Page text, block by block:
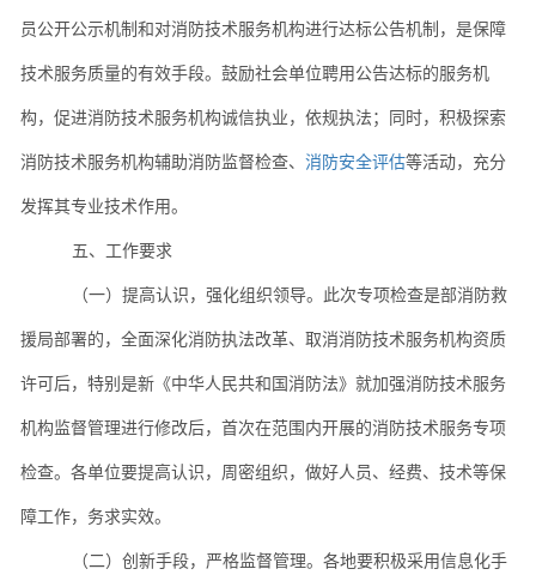
员公开公示机制和对消防技术服务机构进行达标公告机制，是保障
技术服务质量的有效手段。鼓励社会单位聘用公告达标的服务机
构，促进消防技术服务机构诚信执业，依规执法；同时，积极探索
消防技术服务机构辅助消防监督检查、 消防安全评估等活动，充分
发挥其专业技术作用。
五、工作要求
（一）提高认识，强化组织领导。此次专项检查是部消防救
援局部署的，全面深化消防执法改革、取消消防技术服务机构资质
许可后，特别是新《中华人民共和国消防法》就加强消防技术服务
机构监督管理进行修改后，首次在范围内开展的消防技术服务专项
检查。各单位要提高认识，周密组织，做好人员、经费、技术等保
障工作，务求实效。
（二）创新手段，严格监督管理。各地要积极采用信息化手